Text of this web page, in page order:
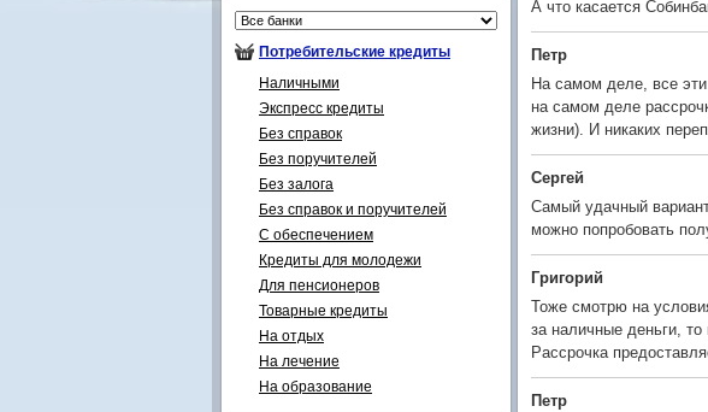
А что касается
Петр
На самом деле, все
на самом деле
жизни). И никаких
Сергей
Самый удачный
можно попробовать
Григорий
Тоже смотрю на
за наличные деньги,
Рассрочка
Петр
Потребительские кредиты
Наличными
Экспресс кредиты
Без справок
Без поручителей
Без залога
Без справок и поручителей
С обеспечением
Кредиты для молодежи
Для пенсионеров
Товарные кредиты
На отдых
На лечение
На образование